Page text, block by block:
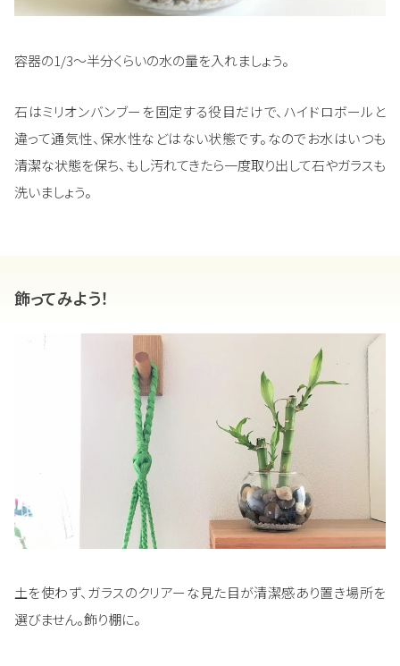
容器の1/3～半分くらいの水の量を入れましょう。
石はミリオンバンブーを固定する役目だけで、ハイドロボールと
違って通気性、保水性などはない状態です。なのでお水はいつも
清潔な状態を保ち、もし汚れてきたら一度取り出して石やガラスも
洗いましょう。
飾ってみよう！
土を使わず、ガラスのクリアーな見た目が清潔感あり置き場所を
選びません。飾り棚に。